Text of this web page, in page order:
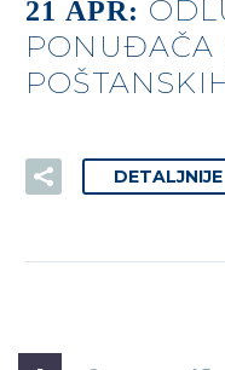
21 APR:
PONUĐAČA
DETALJNIJE